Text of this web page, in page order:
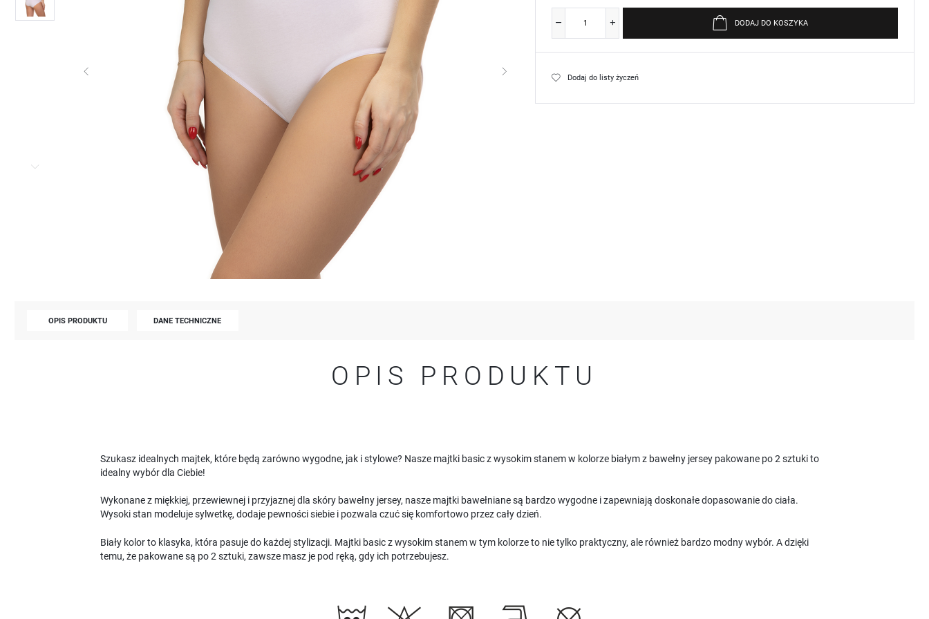
DODAJ DO KOSZYKA
Dodaj do listy życzeń
OPIS PRODUKTU DANE TECHNICZNE
OPIS PRODUKTU
Szukasz idealnych majtek, które będą zarówno wygodne, jak i stylowe? Nasze majtki basic z wysokim stanem w kolorze białym z bawełny jersey pakowane po 2 sztuki to
idealny wybór dla Ciebie!
Wykonane z miękkiej, przewiewnej i przyjaznej dla skóry bawełny jersey, nasze majtki bawełniane są bardzo wygodne i zapewniają doskonałe dopasowanie do ciała.
Wysoki stan modeluje sylwetkę, dodaje pewności siebie i pozwala czuć się komfortowo przez cały dzień.
Biały kolor to klasyka, która pasuje do każdej stylizacji. Majtki basic z wysokim stanem w tym kolorze to nie tylko praktyczny, ale również bardzo modny wybór. A dzięki
temu, że pakowane są po 2 sztuki, zawsze masz je pod ręką, gdy ich potrzebujesz.